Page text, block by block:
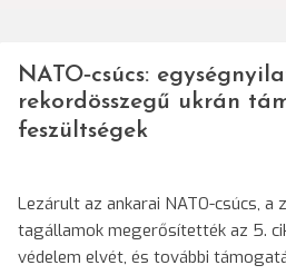
NATO‑csúcs:
rekordösszegű ukrán
feszültségek
Lezárult az ankarai NATO-csúcs, a
tagállamok megerősítették az 5.
védelem elvét, és további